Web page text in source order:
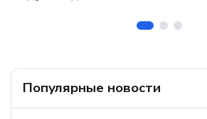
Популярные новости